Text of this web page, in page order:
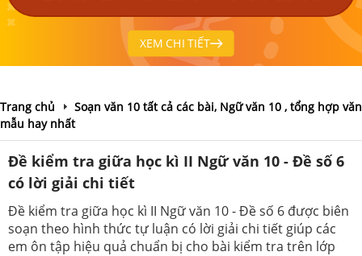
XEM CHI TIẾT
Trang chủ
Soạn văn 10 tất cả các bài, Ngữ văn 10 , tổng hợp văn
mẫu hay nhất
Đề kiểm tra giữa học kì II Ngữ văn 10 - Đề số 6
có lời giải chi tiết
Đề kiểm tra giữa học kì II Ngữ văn 10 - Đề số 6 được biên
soạn theo hình thức tự luận có lời giải chi tiết giúp các
em ôn tập hiệu quả chuẩn bị cho bài kiểm tra trên lớp